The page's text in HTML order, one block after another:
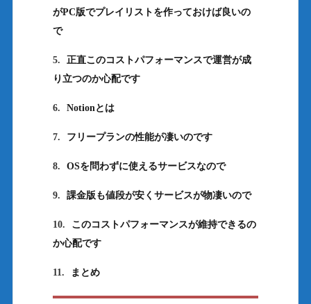
がPC版でプレイリストを作っておけば良いの
で
5.
正直このコストパフォーマンスで運営が成
り立つのか心配です
6. Notionとは
7. フリープランの性能が凄いのです
8. OSを問わずに使えるサービスなので
9. 課金版も値段が安くサービスが物凄いので
10.
このコストパフォーマンスが維持できるの
か心配です
11. まとめ